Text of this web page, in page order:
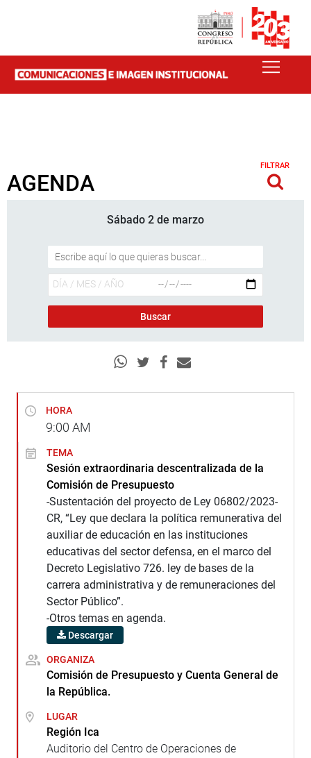
AGENDA
FILTRAR
Sábado 2 de marzo
HORA
9:00 AM
TEMA
Sesión extraordinaria descentralizada de la
Comisión de Presupuesto
-Sustentación del proyecto de Ley 06802/2023-
CR, “Ley que declara la política remunerativa del
auxiliar de educación en las instituciones
educativas del sector defensa, en el marco del
Decreto Legislativo 726. ley de bases de la
carrera administrativa y de remuneraciones del
Sector Público”.
-Otros temas en agenda.
Descargar
ORGANIZA
Comisión de Presupuesto y Cuenta General de
la República.
LUGAR
Región Ica
Auditorio del Centro de Operaciones de